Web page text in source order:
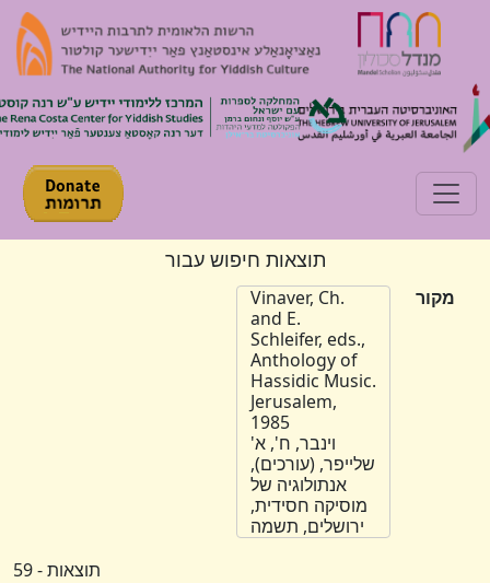
Toggle navigation
תוצאות חיפוש עבור
מקור
Vinaver, Ch.
and E.
Schleifer, eds.,
Anthology of
Hassidic Music.
Jerusalem,
1985
וינבר, ח', א'
שלייפר, (עורכים),
אנתולוגיה של
מוסיקה חסידית,
ירושלים, תשמה
תוצאות - 59